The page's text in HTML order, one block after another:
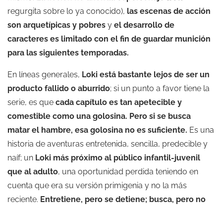
regurgita sobre lo ya conocido), las escenas de acción
son arquetípicas y pobres y el desarrollo de
caracteres es limitado con el fin de guardar munición
para las siguientes temporadas.
En líneas generales, Loki está bastante lejos de ser un
producto fallido o aburrido; si un punto a favor tiene la
serie, es que cada capítulo es tan apetecible y
comestible como una golosina. Pero si se busca
matar el hambre, esa golosina no es suficiente. Es una
historia de aventuras entretenida, sencilla, predecible y
naíf; un Loki más próximo al público infantil-juvenil
que al adulto, una oportunidad perdida teniendo en
cuenta que era su versión primigenia y no la más
reciente. Entretiene, pero se detiene; busca, pero no